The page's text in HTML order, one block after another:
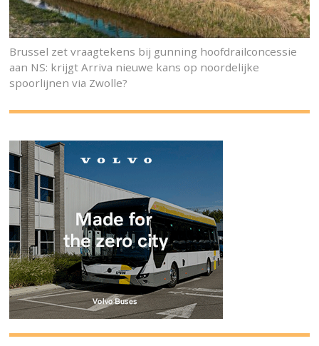
Brussel zet vraagtekens bij gunning hoofdrailconcessie
aan NS: krijgt Arriva nieuwe kans op noordelijke
spoorlijnen via Zwolle?